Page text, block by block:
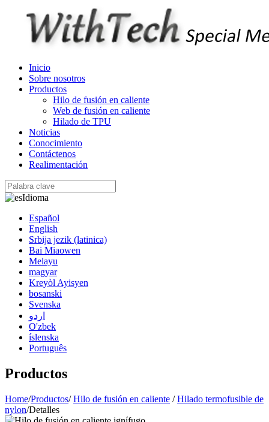
Inicio
Sobre nosotros
Productos
Hilo de fusión en caliente
Web de fusión en caliente
Hilado de TPU
Noticias
Conocimiento
Contáctenos
Realimentación
Idioma
Español
English
Srbija jezik (latinica)
Bai Miaowen
Melayu
magyar
Kreyòl Ayisyen
bosanski
Svenska
اردو
O'zbek
íslenska
Português
Productos
Home/Productos/ Hilo de fusión en caliente / Hilado termofusible de
nylon/Detalles